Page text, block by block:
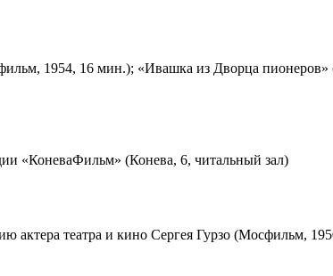
1954, 16 мин.); «Ивашка из Дворца
«КоневаФильм» (Конева, 6, читальный зал)
актера театра и кино Сергея Гурзо (Мосфильм,